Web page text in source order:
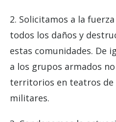
2. Solicitamos a la
todos los daños y
estas comunidades. De
a los grupos armados
territorios en teatros de
militares.